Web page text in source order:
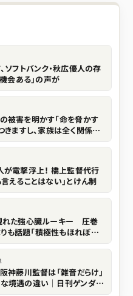
ソフトバンク・秋広優人の存
会ある」の声が
害を明かす「命を脅かす
きますし、家族は全く関係な
が電撃浮上！ 橋上監督代行
えることはない」とけん制
れた強心臓ルーキー 圧巻
も話題「積極性もほれぼれ
神藤川監督は「雑音だらけ」
境遇の違い｜日刊ゲンダイ